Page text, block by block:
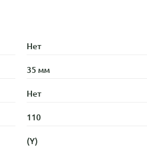
Нет
35 мм
Нет
110
(Y)